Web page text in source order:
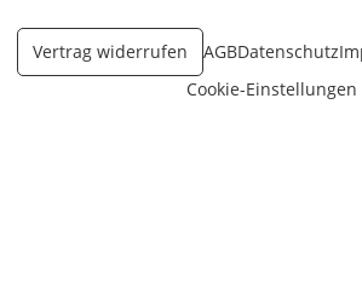
Vertrag widerrufen AGBDatenschutz
Cookie-Einstellungen